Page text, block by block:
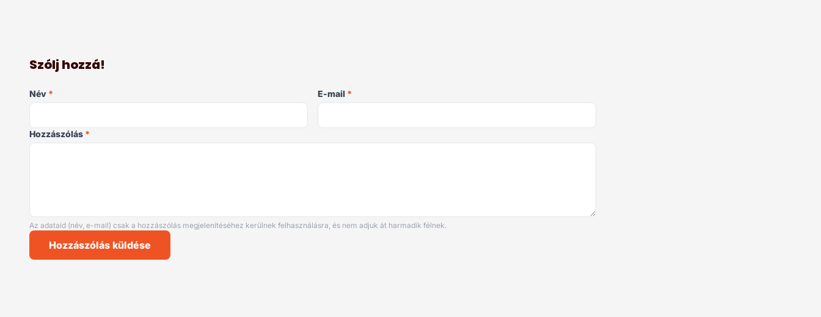
Szólj hozzá!
Név * E-mail *
Hozzászólás *
Az adataid (név, e-mail) csak a hozzászólás megjelenítéséhez kerülnek felhasználásra, és nem adjuk át harmadik félnek.
Hozzászólás küldése